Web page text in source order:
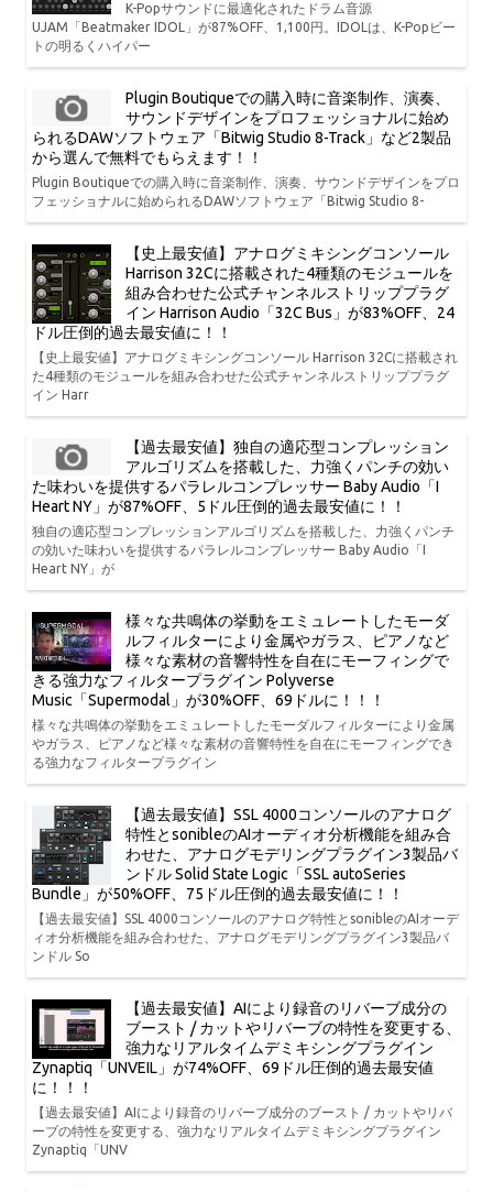
K-Popサウンドに最適化されたドラム音源
UJAM「Beatmaker IDOL」が87%OFF、1,100円。IDOLは、K-Popビー
トの明るくハイパー
Plugin Boutiqueでの購入時に音楽制作、演奏、
サウンドデザインをプロフェッショナルに始め
られるDAWソフトウェア「Bitwig Studio 8-Track」など2製品
から選んで無料でもらえます！！
Plugin Boutiqueでの購入時に音楽制作、演奏、サウンドデザインをプロ
フェッショナルに始められるDAWソフトウェア「Bitwig Studio 8-
【史上最安値】アナログミキシングコンソール
Harrison 32Cに搭載された4種類のモジュールを
組み合わせた公式チャンネルストリッププラグ
イン Harrison Audio「32C Bus」が83%OFF、24
ドル圧倒的過去最安値に！！
【史上最安値】アナログミキシングコンソール Harrison 32Cに搭載され
た4種類のモジュールを組み合わせた公式チャンネルストリッププラグ
イン Harr
【過去最安値】独自の適応型コンプレッション
アルゴリズムを搭載した、力強くパンチの効い
た味わいを提供するパラレルコンプレッサー Baby Audio「I
Heart NY」が87%OFF、5ドル圧倒的過去最安値に！！
独自の適応型コンプレッションアルゴリズムを搭載した、力強くパンチ
の効いた味わいを提供するパラレルコンプレッサー Baby Audio「I
Heart NY」が
様々な共鳴体の挙動をエミュレートしたモーダ
ルフィルターにより金属やガラス、ピアノなど
様々な素材の音響特性を自在にモーフィングで
きる強力なフィルタープラグイン Polyverse
Music「Supermodal」が30%OFF、69ドルに！！！
様々な共鳴体の挙動をエミュレートしたモーダルフィルターにより金属
やガラス、ピアノなど様々な素材の音響特性を自在にモーフィングでき
る強力なフィルタープラグイン
【過去最安値】SSL 4000コンソールのアナログ
特性とsonibleのAIオーディオ分析機能を組み合
わせた、アナログモデリングプラグイン3製品バ
ンドル Solid State Logic「SSL autoSeries
Bundle」が50%OFF、75ドル圧倒的過去最安値に！！
【過去最安値】SSL 4000コンソールのアナログ特性とsonibleのAIオーデ
ィオ分析機能を組み合わせた、アナログモデリングプラグイン3製品バ
ンドル So
【過去最安値】AIにより録音のリバーブ成分の
ブースト / カットやリバーブの特性を変更する、
強力なリアルタイムデミキシングプラグイン
Zynaptiq「UNVEIL」が74%OFF、69ドル圧倒的過去最安値
に！！！
【過去最安値】AIにより録音のリバーブ成分のブースト / カットやリバ
ーブの特性を変更する、強力なリアルタイムデミキシングプラグイン
Zynaptiq「UNV